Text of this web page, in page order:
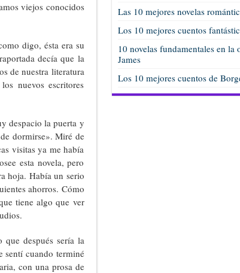
viejos conocidos
digo, ésta era su
decía que la
de nuestra literatura
nuevos escritores
despacio la puerta y
dormirse». Miré de
visitas ya me había
esta novela, pero
hoja. Había un serio
ahorros. Cómo
tiene algo que ver
después sería la
sentí cuando terminé
con una prosa de
Las 10 mejores novelas
Los 10 mejores cuentos
10 novelas fundamentales en la
James
Los 10 mejores cuentos de